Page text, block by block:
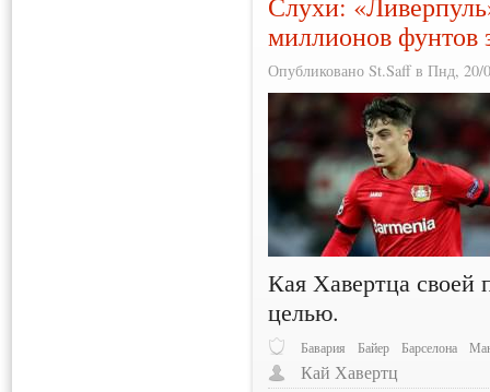
миллионов фунтов
Опубликовано St.Saff в Пнд, 20/
Кая Хавертца своей
целью.
Бавария Байер Барселона
Кай Хавертц